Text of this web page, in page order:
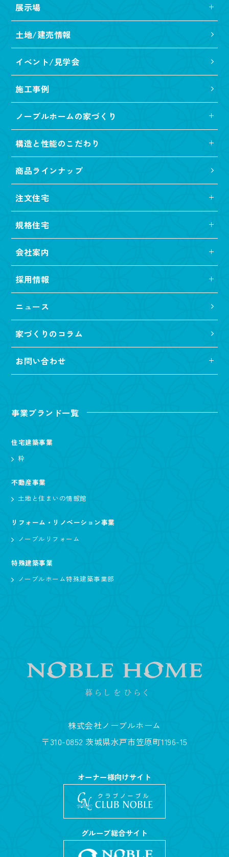
展示場
土地/建売情報
イベント/見学会
施工事例
ノーブルホームの家づくり
構造と性能のこだわり
商品ラインナップ
注文住宅
規格住宅
会社案内
採用情報
ニュース
家づくりのコラム
お問い合わせ
事業ブランド一覧
住宅建築事業
粋
不動産事業
土地と住まいの情報館
リフォーム・リノベーション事業
ノーブルリフォーム
特殊建築事業
ノーブルホーム特殊建築事業部
株式会社ノーブルホーム
〒310-0852 茨城県水戸市笠原町1196-15
オーナー様向けサイト
グループ総合サイト